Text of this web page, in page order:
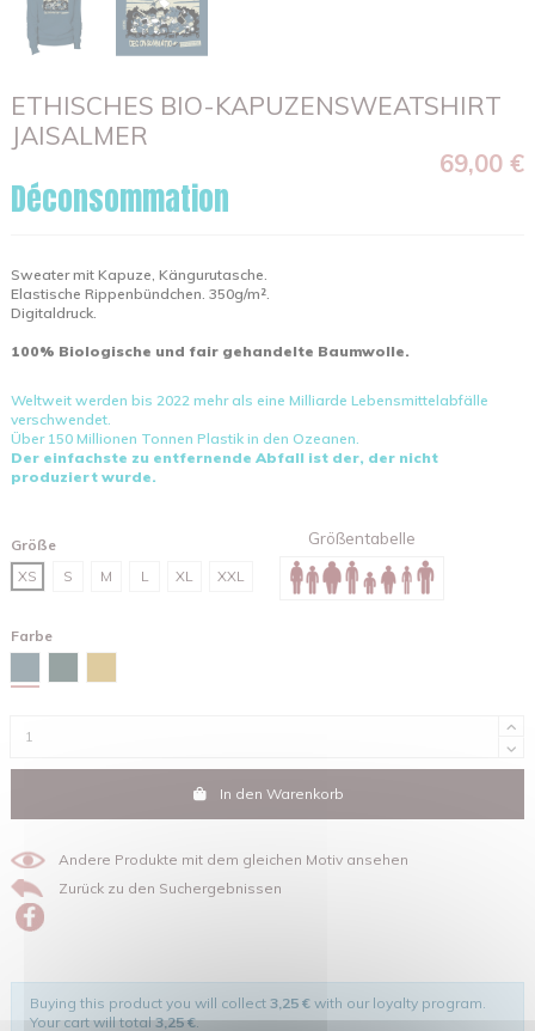
ETHISCHES BIO-KAPUZENSWEATSHIRT
JAISALMER
69,00 €
Déconsommation
Sweater mit Kapuze, Kängurutasche.
Elastische Rippenbündchen. 350g/m².
Digitaldruck.
100% Biologische und fair gehandelte Baumwolle.
Weltweit werden bis 2022 mehr als eine Milliarde Lebensmittelabfälle
verschwendet.
Über 150 Millionen Tonnen Plastik in den Ozeanen.
Der einfachste zu entfernende Abfall ist der, der nicht
produziert wurde.
Größe
XS
S M L XL XXL
Größentabelle
Farbe
In den Warenkorb
Andere Produkte mit dem gleichen Motiv ansehen
Zurück zu den Suchergebnissen
Buying this product you will collect 3,25 € with our loyalty program.
Your cart will total3,25 €.